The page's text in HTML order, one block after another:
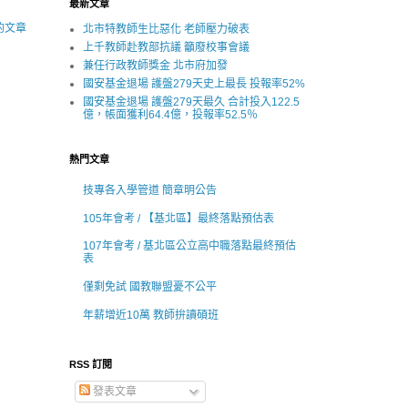
文章
最新文章
北市特教師生比惡化 老師壓力破表
上千教師赴教部抗議 籲廢校事會議
兼任行政教師獎金 北市府加發
國安基金退場 護盤279天史上最長 投報率52%
國安基金退場 護盤279天最久 合計投入122.5
億，帳面獲利64.4億，投報率52.5％
熱門文章
技專各入學管道 簡章明公告
105年會考 / 【基北區】最終落點預估表
107年會考 / 基北區公立高中職落點最終預估
表
僅剩免試 國教聯盟憂不公平
年薪增近10萬 教師拚讀碩班
RSS 訂閱
發表文章